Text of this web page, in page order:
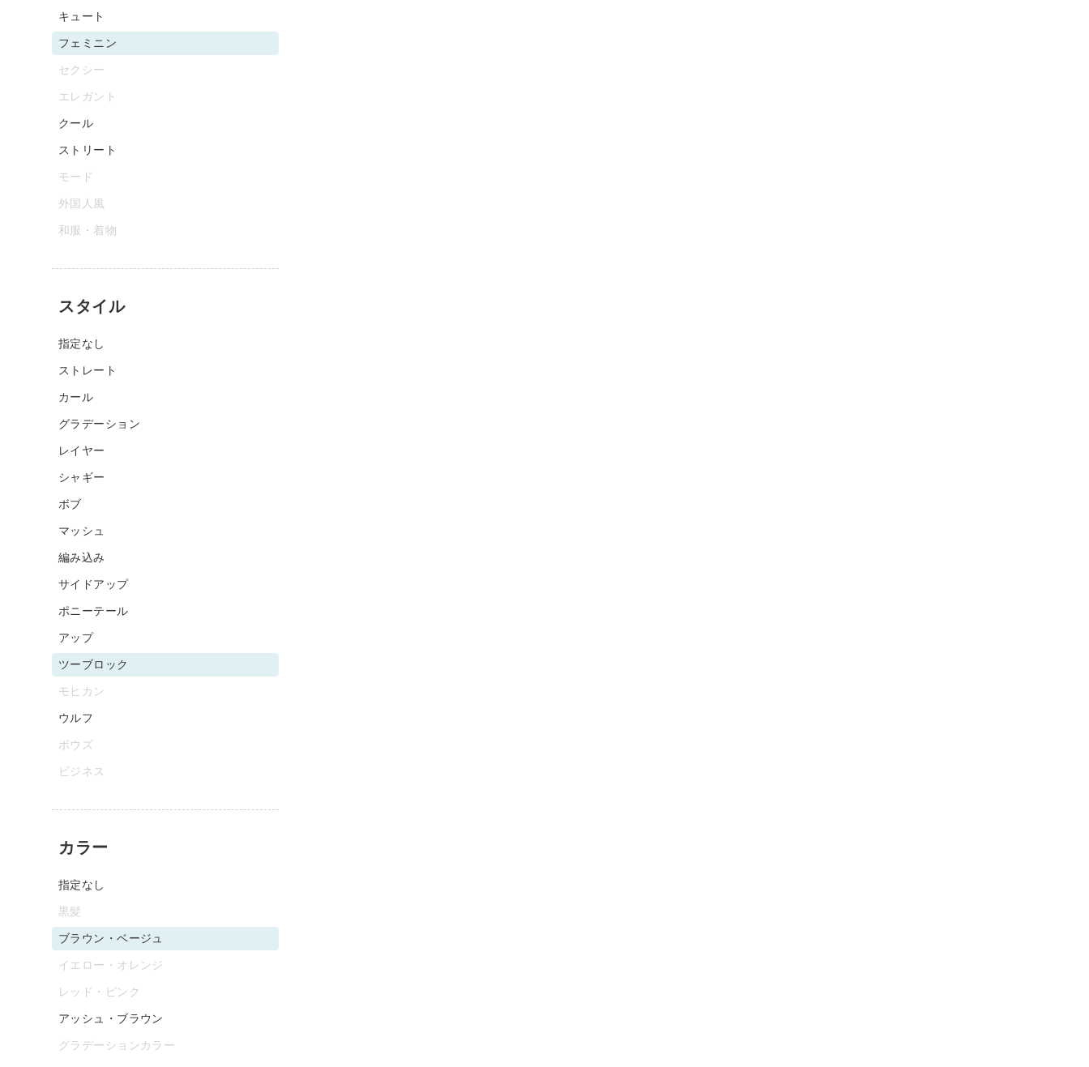
キュート
フェミニン
セクシー
エレガント
クール
ストリート
モード
外国人風
和服・着物
スタイル
指定なし
ストレート
カール
グラデーション
レイヤー
シャギー
ボブ
マッシュ
編み込み
サイドアップ
ポニーテール
アップ
ツーブロック
モヒカン
ウルフ
ボウズ
ビジネス
カラー
指定なし
黒髪
ブラウン・ベージュ
イエロー・オレンジ
レッド・ピンク
アッシュ・ブラウン
グラデーションカラー